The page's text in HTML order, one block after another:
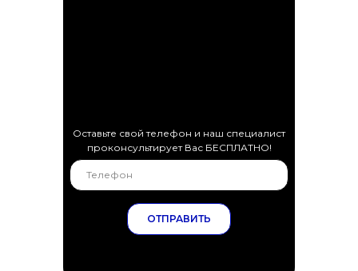
ОТПРАВИТЬ
Оставьте свой телефон и наш специалист
проконсультирует Вас БЕСПЛАТНО!